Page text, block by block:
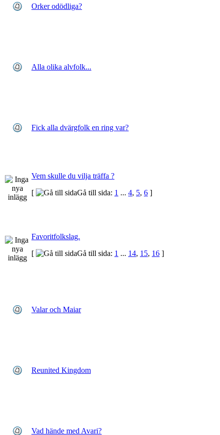
Orker odödliga?
Alla olika alvfolk...
Fick alla dvärgfolk en ring var?
Vem skulle du vilja träffa ?
[
Gå till sida: 1 ... 4, 5, 6 ]
Favoritfolkslag.
[
Gå till sida: 1 ... 14, 15, 16 ]
Valar och Maiar
Reunited Kingdom
Vad hände med Avari?